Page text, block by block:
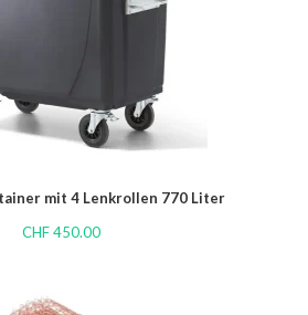
mit 4 Lenkrollen 770 Liter
CHF450.00